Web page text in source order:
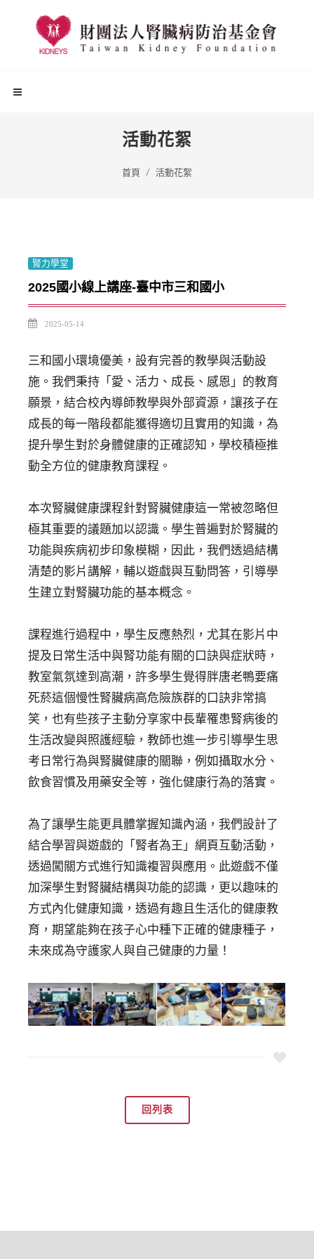
活動花絮
首頁 活動花絮
腎力學堂
2025國小線上講座-臺中市三和國小
2025-05-14
三和國小環境優美，設有完善的教學與活動設
施。我們秉持「愛、活力、成長、感恩」的教育
願景，結合校內導師教學與外部資源，讓孩子在
成長的每一階段都能獲得適切且實用的知識，為
提升學生對於身體健康的正確認知，學校積極推
動全方位的健康教育課程。
本次腎臟健康課程針對腎臟健康這一常被忽略但
極其重要的議題加以認識。學生普遍對於腎臟的
功能與疾病初步印象模糊，因此，我們透過結構
清楚的影片講解，輔以遊戲與互動問答，引導學
生建立對腎臟功能的基本概念。
課程進行過程中，學生反應熱烈，尤其在影片中
提及日常生活中與腎功能有關的口訣與症狀時，
教室氣氛達到高潮，許多學生覺得胖唐老鴨要痛
死菸這個慢性腎臟病高危險族群的口訣非常搞
笑，也有些孩子主動分享家中長輩罹患腎病後的
生活改變與照護經驗，教師也進一步引導學生思
考日常行為與腎臟健康的關聯，例如攝取水分、
飲食習慣及用藥安全等，強化健康行為的落實。
為了讓學生能更具體掌握知識內涵，我們設計了
結合學習與遊戲的「腎者為王」網頁互動活動，
透過闖關方式進行知識複習與應用。此遊戲不僅
加深學生對腎臟結構與功能的認識，更以趣味的
方式內化健康知識，透過有趣且生活化的健康教
育，期望能夠在孩子心中種下正確的健康種子，
未來成為守護家人與自己健康的力量！
回列表